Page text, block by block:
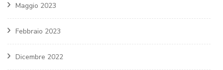
Maggio 2023
Febbraio 2023
Dicembre 2022